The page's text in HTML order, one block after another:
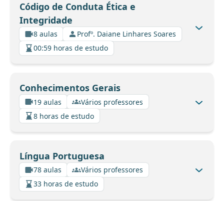
Código de Conduta Ética e
Integridade
8 aulas
Profº. Daiane Linhares Soares
00:59 horas de estudo
Conhecimentos Gerais
19 aulas
Vários professores
8 horas de estudo
Língua Portuguesa
78 aulas
Vários professores
33 horas de estudo